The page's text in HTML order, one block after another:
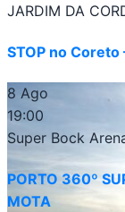
JARDIM DA
STOP no
8 Ago
19:00
Super Bock
PORTO 360º
MOTA